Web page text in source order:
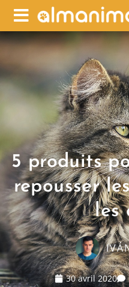
5 produits
repousser
les
30 avril 2020